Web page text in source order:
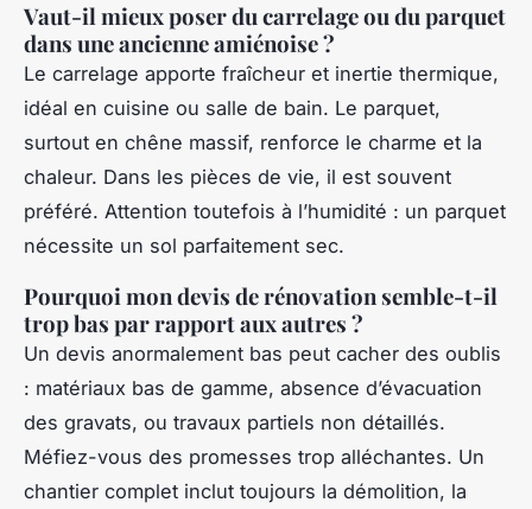
Vaut-il mieux poser du carrelage ou du parquet
dans une ancienne amiénoise ?
Le carrelage apporte fraîcheur et inertie thermique,
idéal en cuisine ou salle de bain. Le parquet,
surtout en chêne massif, renforce le charme et la
chaleur. Dans les pièces de vie, il est souvent
préféré. Attention toutefois à l’humidité : un parquet
nécessite un sol parfaitement sec.
Pourquoi mon devis de rénovation semble-t-il
trop bas par rapport aux autres ?
Un devis anormalement bas peut cacher des oublis
: matériaux bas de gamme, absence d’évacuation
des gravats, ou travaux partiels non détaillés.
Méfiez-vous des promesses trop alléchantes. Un
chantier complet inclut toujours la démolition, la